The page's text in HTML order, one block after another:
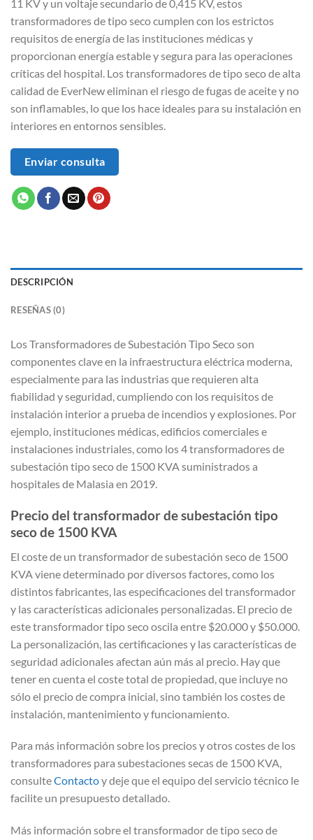
11 KV y un voltaje secundario de 0,415 KV, estos
transformadores de tipo seco cumplen con los estrictos
requisitos de energía de las instituciones médicas y
proporcionan energía estable y segura para las operaciones
críticas del hospital. Los transformadores de tipo seco de alta
calidad de EverNew eliminan el riesgo de fugas de aceite y no
son inflamables, lo que los hace ideales para su instalación en
interiores en entornos sensibles.
Enviar consulta
DESCRIPCIÓN
RESEÑAS (0)
Los Transformadores de Subestación Tipo Seco son
componentes clave en la infraestructura eléctrica moderna,
especialmente para las industrias que requieren alta
fiabilidad y seguridad, cumpliendo con los requisitos de
instalación interior a prueba de incendios y explosiones. Por
ejemplo, instituciones médicas, edificios comerciales e
instalaciones industriales, como los 4 transformadores de
subestación tipo seco de 1500 KVA suministrados a
hospitales de Malasia en 2019.
Precio del transformador de subestación tipo
seco de 1500 KVA
El coste de un transformador de subestación seco de 1500
KVA viene determinado por diversos factores, como los
distintos fabricantes, las especificaciones del transformador
y las características adicionales personalizadas. El precio de
este transformador tipo seco oscila entre $20.000 y $50.000.
La personalización, las certificaciones y las características de
seguridad adicionales afectan aún más al precio. Hay que
tener en cuenta el coste total de propiedad, que incluye no
sólo el precio de compra inicial, sino también los costes de
instalación, mantenimiento y funcionamiento.
Para más información sobre los precios y otros costes de los
transformadores para subestaciones secas de 1500 KVA,
consulteContactoy deje que el equipo del servicio técnico le
facilite un presupuesto detallado.
Más información sobre el transformador de tipo seco de